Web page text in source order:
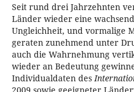
Seit rund drei Jahrzehnten
Länder wieder eine
Ungleichheit, und vormalige
geraten zunehmend unter
auch die Wahrnehmung
wieder an Bedeutung
Individualdaten des
2009 sowie geeigneter